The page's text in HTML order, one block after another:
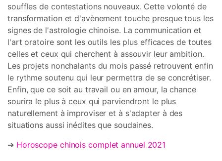
souffles de contestations nouveaux. Cette volonté de
transformation et d'avènement touche presque tous les
signes de l'astrologie chinoise. La communication et
l'art oratoire sont les outils les plus efficaces de toutes
celles et ceux qui cherchent à assouvir leur ambition.
Les projets nonchalants du mois passé retrouvent enfin
le rythme soutenu qui leur permettra de se concrétiser.
Enfin, que ce soit au travail ou en amour, la chance
sourira le plus à ceux qui parviendront le plus
naturellement à improviser et à s'adapter à des
situations aussi inédites que soudaines.
➔ Horoscope chinois complet annuel 2021